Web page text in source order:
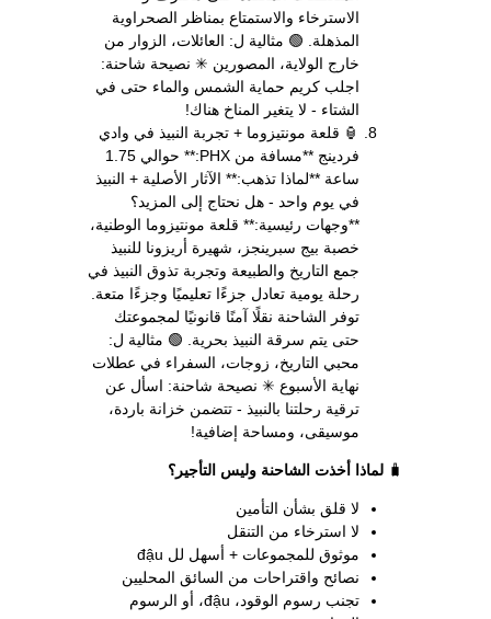
الاسترخاء والاستمتاع بمناظر الصحراوية
المذهلة. 🟢 مثالية ل: العائلات، الزوار من
خارج الولاية، المصورين ✳ نصيحة شاحنة:
اجلب كريم حماية الشمس والماء حتى في
الشتاء - لا يتغير المناخ هناك!
🏮 قلعة مونتيزوما + تجربة النبيذ في وادي
فردينج **مسافة من PHX:** حوالي 1.75
ساعة **لماذا تذهب:** الآثار الأصلية + النبيذ
في يوم واحد - هل نحتاج إلى المزيد؟
**وجهات رئيسية:** قلعة مونتيزوما الوطنية،
خصبة بيج سبرينجز، شهيرة أريزونا للنبيذ
جمع التاريخ والطبيعة وتجربة تذوق النبيذ في
رحلة يومية تعادل جزءًا تعليميًا وجزءًا متعة.
توفر الشاحنة نقلًا آمنًا قانونيًا لمجموعتك
حتى يتم سرقة النبيذ بحرية. 🟢 مثالية ل:
محبي التاريخ، زوجات، السفراء في عطلات
نهاية الأسبوع ✳ نصيحة شاحنة: اسأل عن
ترقية رحلتنا بالنبيذ - تتضمن خزانة باردة،
موسيقى، ومساحة إضافية!
🧳 لماذا أخذت الشاحنة وليس التأجير؟
لا قلق بشأن التأمين
لا استرخاء من التنقل
موثوق للمجموعات + أسهل لل đậu
نصائح واقتراحات من السائق المحليين
تجنب رسوم الوقود، đậu، أو الرسوم